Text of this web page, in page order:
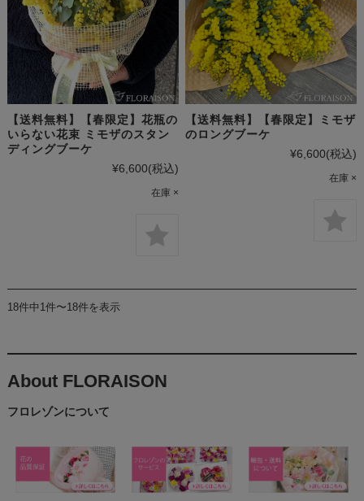
【送料無料】【春限定】花瓶の
いらない花束 ミモザのスタン
ディングブーケ
¥6,600(税込)
在庫 ×
【送料無料】【春限定】ミモザ
のロングブーケ
¥6,600(税込)
在庫 ×
18件中1件〜18件を表示
About FLORAISON
フロレゾンについて